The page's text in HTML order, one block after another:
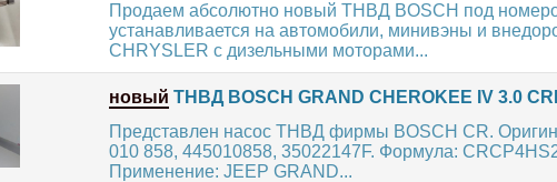
Продаем абсолютно новый ТНВД BOSCH под
устанавливается на автомобили, минивэны и
CHRYSLER с дизельными моторами...
новый ТНВД BOSCH GRAND CHEROKEE IV 3.0
Представлен насос ТНВД фирмы BOSCH CR.
010 858, 445010858, 35022147F. Формула:
Применение: JEEP GRAND...